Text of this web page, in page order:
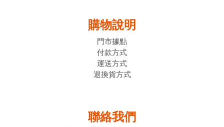
購物說明
門市據點
付款方式
運送方式
退換貨方式
聯絡我們